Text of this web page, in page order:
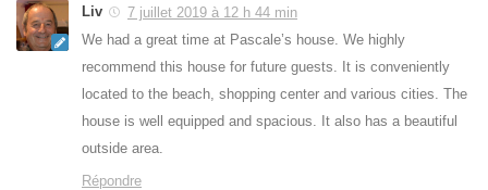
Liv
7 juillet 2019 à 12 h 44 min
We had a great time at Pascale’s house. We highly
recommend this house for future guests. It is conveniently
located to the beach, shopping center and various cities. The
house is well equipped and spacious. It also has a beautiful
outside area.
Répondre